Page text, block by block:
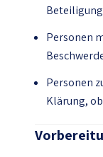
Personen
Personen
Klärung,